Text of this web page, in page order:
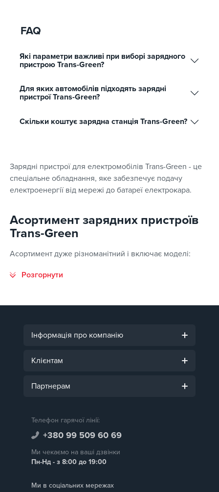
FAQ
Які параметри важливі при виборі зарядного
пристрою Trans-Green?
Для яких автомобілів підходять зарядні
пристрої Trans-Green?
Скільки коштує зарядна станція Trans-Green?
Зарядні пристрої для електромобілів Trans-Green - це
спеціальне обладнання, яке забезпечує подачу
електроенергії від мережі до батареї електрокара.
Асортимент зарядних пристроїв
Trans-Green
Асортимент дуже різноманітний і включає моделі:
Інформація про компанію
Клієнтам
Партнерам
Телефон гарячої лінії:
+380 99 509 60 69
Ми чекаємо на ваші дзвінки
Пн-Нд - з 8:00 до 19:00
Ми в соціальних мережах